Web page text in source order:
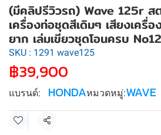
(มีคลิปรีวิวรถ) Wave 125r ส
เครื่องท่อชุดสีเดิมๆ เสียงเครื่
ยาก เล่มเขียวชุดโอนครบ
SKU : 1291 wave125
฿39,900
แบรนด์: HONDAหมวดหมู่:WAVE
แชร์